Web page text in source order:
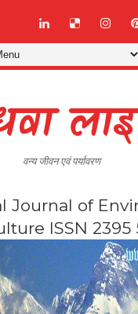
वन्य जीवन एवं पर्यावरण
Journal of
ISSN 2395